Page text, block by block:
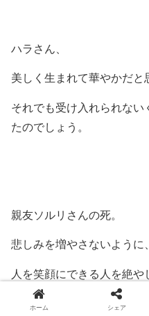
ハラさん、
美しく生まれて華やかだと
それでも受け入れられな
たのでしょう。
親友ソルリさんの死。
悲しみを増やさないように、
人を笑顔にできる人を絶や
ホーム シェア